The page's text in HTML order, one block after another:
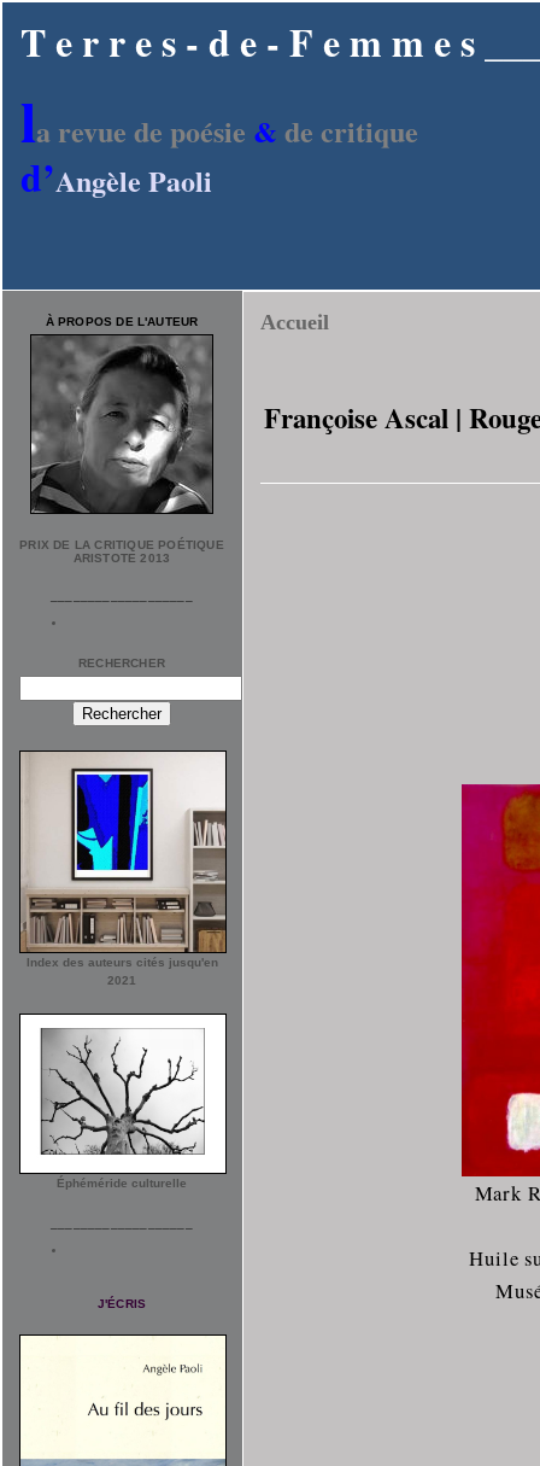
T e r r e s - d e - F e m m e s
la revue de poésie & de critique
d’Angèle Paoli
À PROPOS DE L'AUTEUR
PRIX DE LA CRITIQUE POÉTIQUE
ARISTOTE 2013
RECHERCHER
Index des auteurs cités jusqu'en
2021
Éphéméride culturelle
J'ÉCRIS
Accueil
Françoise Ascal |
Mark
Huile